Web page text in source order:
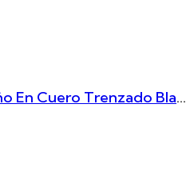
Bolso Capazo De Diseño En Cuero Trenzado Blanco GRANDE